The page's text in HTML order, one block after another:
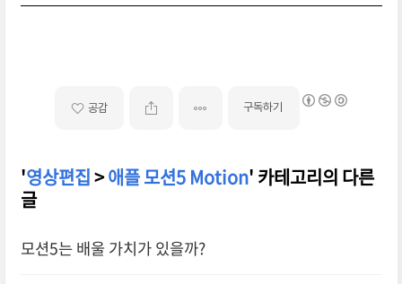
공감 구독하기
'영상편집>애플 모션5 Motion' 카테고리의 다른
글
모션5는 배울 가치가 있을까?